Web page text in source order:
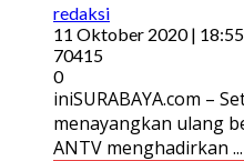
redaksi
11 Oktober 2020 | 18:55
70415
0
iniSURABAYA.com –
menayangkan ulang
ANTV menghadirkan ...